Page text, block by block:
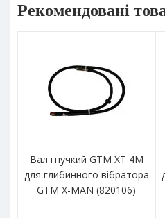
Рекомендовані
Вал гнучкий GTM XT 4M
для глибинного вібратора
GTM X-MAN (820106)